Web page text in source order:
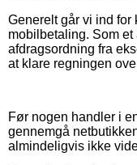
Generelt går vi ind
mobilbetaling. Som
afdragsordning fra
at klare regningen
Før nogen handler i
gennemgå
almindeligvis ikke